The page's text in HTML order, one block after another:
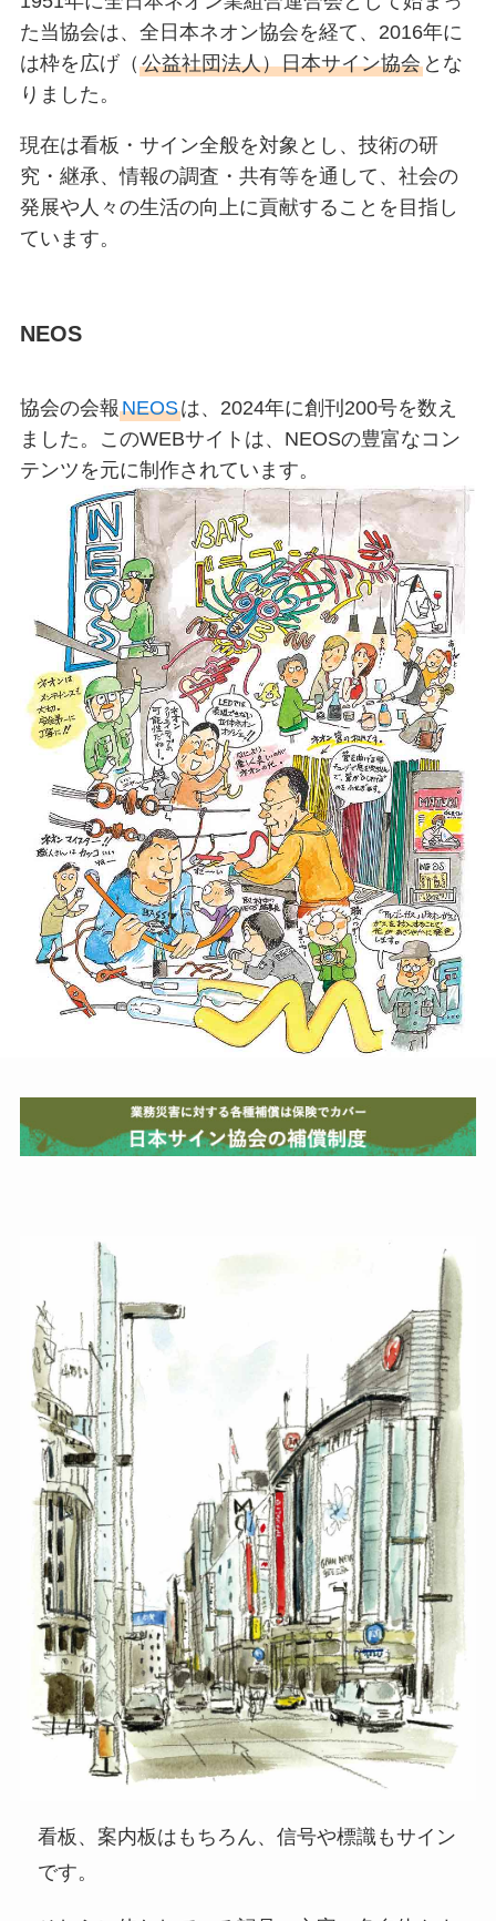
た当協会は、全日本ネオン協会を経て、2016年に
は枠を広げ（ 公益社団法人）日本サイン協会とな
りました。
現在は看板・サイン全般を対象とし、技術の研
究・継承、情報の調査・共有等を通して、社会の
発展や人々の生活の向上に貢献することを目指し
ています。
NEOS
協会の会報NEOSは、2024年に創刊200号を数え
ました。このWEBサイトは、NEOSの豊富なコン
テンツを元に制作されています。
看板、案内板はもちろん、信号や標識もサイン
です。